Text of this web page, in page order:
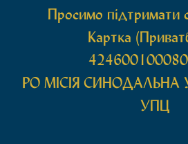
Просимо підтримати
Картка
РО МIСIЯ СИНОДАЛЬНА
УПЦ